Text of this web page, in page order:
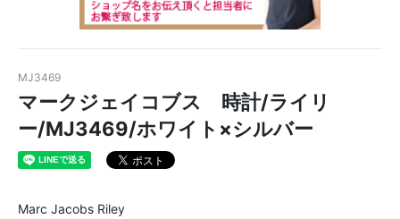
MJ3469
マークジェイコブス 時計/ライリ
ー/MJ3469/ホワイト×シルバー
Marc Jacobs Riley